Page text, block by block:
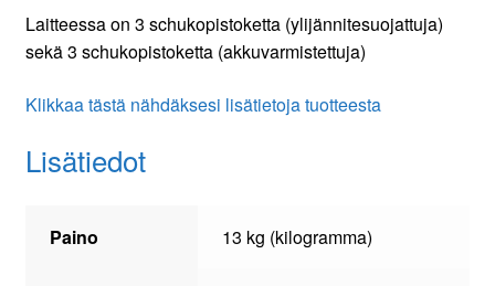
Laitteessa on 3 schukopistoketta (ylijännitesuojattuja)
sekä 3 schukopistoketta (akkuvarmistettuja)
Klikkaa tästä nähdäksesi lisätietoja tuotteesta
Lisätiedot
Paino 13 kg (kilogramma)